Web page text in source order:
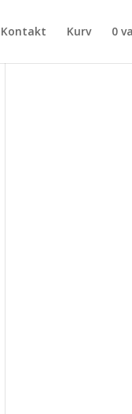
Kontakt Kurv 0